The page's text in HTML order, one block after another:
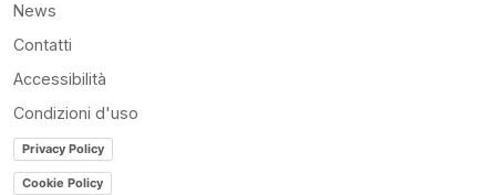
News
Contatti
Accessibilità
Condizioni d'uso
Privacy Policy
Cookie Policy